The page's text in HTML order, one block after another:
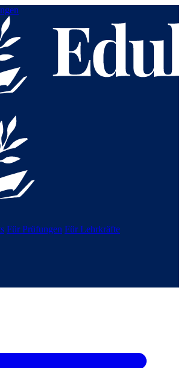
Für Prüfungen Für Lehrkräfte